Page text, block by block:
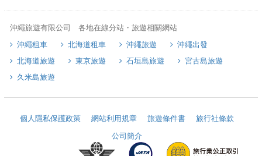
沖繩旅遊有限公司 各地在線分站・旅遊相關網站
沖繩租車
北海道租車 沖繩旅遊
沖繩出發
北海道旅遊
東京旅遊 石垣島旅遊
宮古島旅遊
久米島旅遊
個人隱私保護政策 網站利用規章 旅遊條件書
旅行社條款
公司簡介